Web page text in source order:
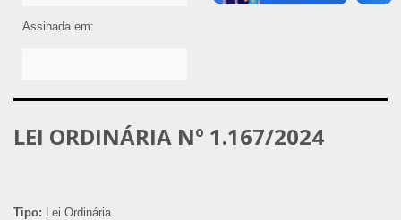
Assinada em:
LEI ORDINÁRIA Nº 1.167/2024
Tipo: Lei Ordinária